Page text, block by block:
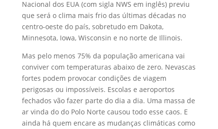
Nacional dos EUA (com sigla NWS em inglês) previu
que será o clima mais frio das últimas décadas no
centro-oeste do país, sobretudo em Dakota,
Minnesota, Iowa, Wisconsin e no norte de Illinois.
Mas pelo menos 75% da população americana vai
conviver com temperaturas abaixo de zero. Nevascas
fortes podem provocar condições de viagem
perigosas ou impossíveis. Escolas e aeroportos
fechados vão fazer parte do dia a dia. Uma massa de
ar vinda do do Polo Norte causou todo esse caos. E
ainda há quem encare as mudanças climáticas como